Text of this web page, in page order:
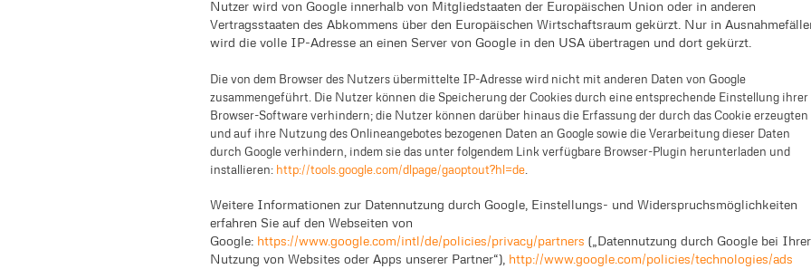
Nutzer wird von Google innerhalb von Mitgliedstaaten der Europäischen Union oder in anderen
Vertragsstaaten des Abkommens über den Europäischen Wirtschaftsraum gekürzt. Nur in
wird die volle IP-Adresse an einen Server von Google in den USA übertragen und dort gekürzt.
Die von dem Browser des Nutzers übermittelte IP-Adresse wird nicht mit anderen Daten von Google
zusammengeführt. Die Nutzer können die Speicherung der Cookies durch eine entsprechende Einstellung ihrer
Browser-Software verhindern; die Nutzer können darüber hinaus die Erfassung der durch das Cookie erzeugten
und auf ihre Nutzung des Onlineangebotes bezogenen Daten an Google sowie die Verarbeitung dieser Daten
durch Google verhindern, indem sie das unter folgendem Link verfügbare Browser-Plugin herunterladen und
installieren: http://tools.google.com/dlpage/gaoptout?hl=de
Weitere Informationen zur Datennutzung durch Google, Einstellungs- und Widerspruchsmöglichkeiten
erfahren Sie auf den Webseiten von
Google: https://www.google.com/intl/de/policies/privacy/partners („Datennutzung durch Google bei Ihrer
Nutzung von Websites oder Apps unserer Partner“), http://www.google.com/policies/technologies/ads